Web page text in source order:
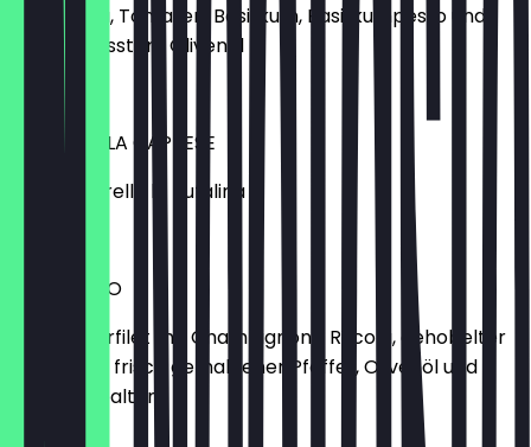
Mozzarella, Tomaten, Basilikum, Basilikumpesto und
kalt gepresstem Olivenöl
9,90 €
MOZZARELLA CAPRESE
mit Mozzarella la Bufalina
CARPACCIO
vom Rinderfilet mit Champignons, Rucola, gehobelter
Parmesan, frisch gemahlener Pfeffer, Olivenöl und
Zitronenspalten